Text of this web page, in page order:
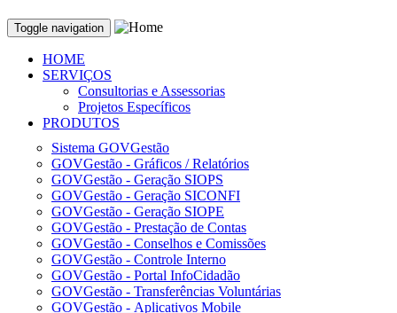
Toggle navigation
HOME
SERVIÇOS
Consultorias e Assessorias
Projetos Específicos
PRODUTOS
Sistema GOVGestão
GOVGestão - Gráficos / Relatórios
GOVGestão - Geração SIOPS
GOVGestão - Geração SICONFI
GOVGestão - Geração SIOPE
GOVGestão - Prestação de Contas
GOVGestão - Conselhos e Comissões
GOVGestão - Controle Interno
GOVGestão - Portal InfoCidadão
GOVGestão - Transferências Voluntárias
GOVGestão - Aplicativos Mobile